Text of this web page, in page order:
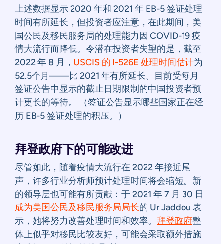
上述数据显示 2020 年和 2021 年 EB-5 签证处理
时间有所延长，但投资者应注意，在此期间，美
国公民及移民服务局的处理能力因 COVID-19 疫
情大流行而降低。令潜在投资者失望的是，截至
2022 年 8 月， USCIS 的 I-526E 处理时间估计为
52.5个月——比 2021 年有所延长。目前受每月
签证公告中显示的截止日期限制的中国投资者预
计更长的等待。 （签证公告显示哪些国家正在经
历 EB-5 签证处理的积压。）
拜登政府下的可能改进
尽管如此，随着疫情大流行在 2022 年接近尾
声，许多行业分析师预计处理时间将会缩短。新
的领导层也可能有所贡献：于 2021 年 7 月 30 日
成为美国公民及移民服务局局长的 Ur Jaddou 表
示，她将努力改善处理时间和效率。 拜登政府整
体上似乎对移民比较友好，可能会采取额外措施